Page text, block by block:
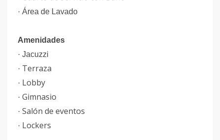
· Área de Lavado
Amenidades
· Jacuzzi
· Terraza
· Lobby
· Gimnasio
· Salón de eventos
· Lockers